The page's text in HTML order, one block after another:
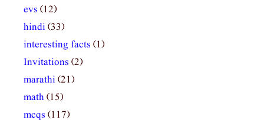
evs (12)
hindi(33)
interesting facts (1)
Invitations (2)
marathi(21)
math(15)
mcqs (117)